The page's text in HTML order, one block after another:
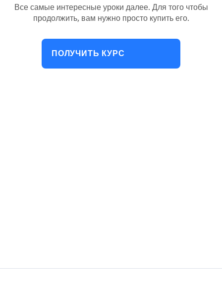
Все самые интересные уроки далее. Для того чтобы
продолжить, вам нужно просто купить его.
ПОЛУЧИТЬ КУРС